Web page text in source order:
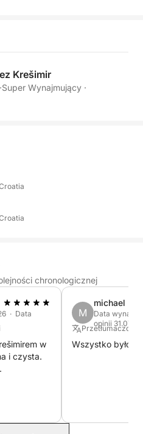
Krešimir
·Super Wynajmujący ·
chronologicznej
· Data
w
i czysta.
M
michael
Data
opinii
Przetłumaczone
Wszystko było